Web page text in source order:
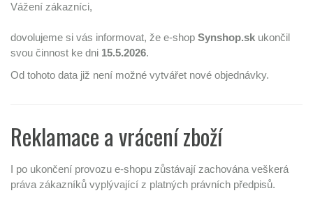
Vážení zákazníci,
dovolujeme si vás informovat, že e-shop Synshop.sk ukončil
svou činnost ke dni 15.5.2026.
Od tohoto data již není možné vytvářet nové objednávky.
Reklamace a vrácení zboží
I po ukončení provozu e-shopu zůstávají zachována veškerá
práva zákazníků vyplývající z platných právních předpisů.